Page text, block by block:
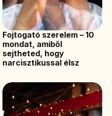
Fojtogató szerelem – 10
mondat, amiből
sejtheted, hogy
narcisztikussal élsz